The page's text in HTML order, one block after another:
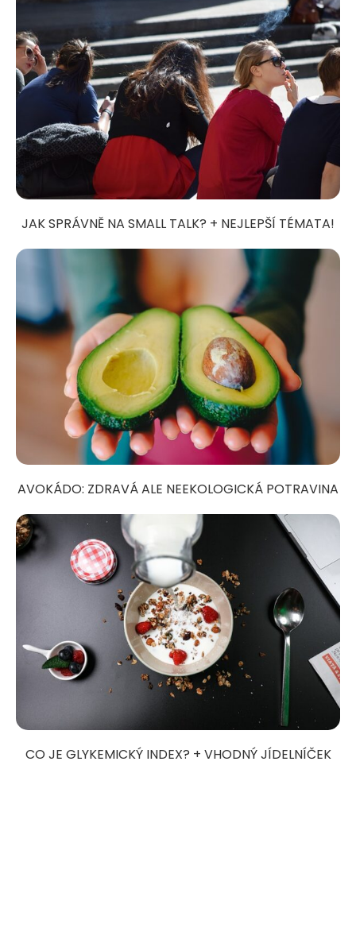
JAK SPRÁVNĚ NA SMALL TALK? + NEJLEPŠÍ TÉMATA!
AVOKÁDO: ZDRAVÁ ALE NEEKOLOGICKÁ POTRAVINA
CO JE GLYKEMICKÝ INDEX? + VHODNÝ JÍDELNÍČEK